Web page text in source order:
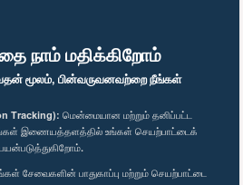
நாம் மதிக்கிறோம்
மூலம், பின்வருவனவற்றை நீங்கள்
Tracking): மென்மையான மற்றும் தனிப்பட்ட
இணையத்தளத்தில் உங்கள் செயற்பாட்டைக்
சேவைகளின் பாதுகாப்பு மற்றும் செயற்பாட்டை